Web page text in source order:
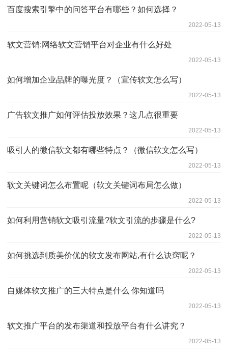
百度搜索引擎中的问答平台有哪些？如何选择？
2022-05-13
软文营销:网络软文营销平台对企业有什么好处
2022-05-13
如何增加企业品牌的曝光度？（宣传软文怎么写）
2022-05-13
广告软文推广如何评估投放效果？这几点很重要
2022-05-13
吸引人的微信软文都有哪些特点？（微信软文怎么写）
2022-05-13
软文关键词怎么布置呢（软文关键词布局怎么做）
2022-05-13
如何利用营销软文吸引流量?软文引流的步骤是什么?
2022-05-13
如何挑选到质美价优的软文发布网站,有什么诀窍呢？
2022-05-13
自媒体软文推广的三大特点是什么 你知道吗
2022-05-13
软文推广平台的发布渠道和投放平台有什么讲究？
2022-05-13